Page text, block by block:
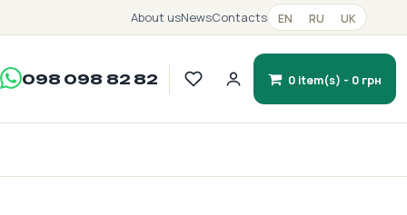
About usNewsContacts EN RU UK
098 098 82 82 0 item(s) - 0 грн